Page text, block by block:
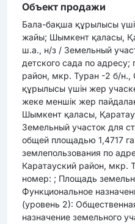
Объект продажи
Бала-бақша құрылысы
жайы; Шымкент қаласы,
ш.а., н/з / Земельный
детского сада по
район, мкр. Туран -2 б/н.,
құрылысы үшін жер
жеке меншік жер
Шымкент қаласы,
Земельный участок для
общей площадью 1,4717
землепользования по
Каратауский район, мкр.
номер: ; Площадь
Функциональное
(уровень 2):
назначение земельного